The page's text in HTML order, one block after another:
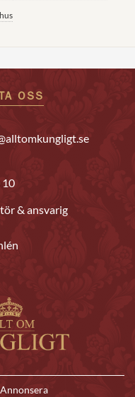
OSS
10
& ansvarig
Annonsera